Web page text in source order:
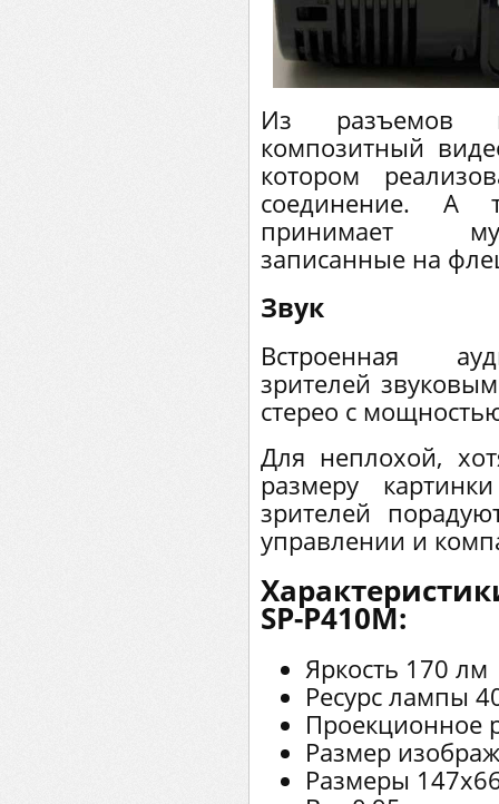
Из разъемов
композитный
котором
соединение. А
принимает
записанные на
Звук
Встроенная
зрителей
стерео с
Для неплохой,
размеру
зрителей
управлении и
SP-P410M:
Яркость 170 лм
Ресурс лампы
Проекционное
Размер
Размеры